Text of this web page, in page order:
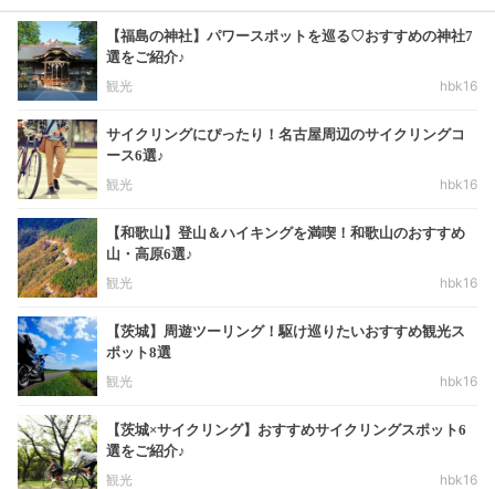
【福島の神社】パワースポットを巡る♡おすすめの神社7
選をご紹介♪
観光
hbk16
サイクリングにぴったり！名古屋周辺のサイクリングコ
ース6選♪
観光
hbk16
【和歌山】登山＆ハイキングを満喫！和歌山のおすすめ
山・高原6選♪
観光
hbk16
【茨城】周遊ツーリング！駆け巡りたいおすすめ観光ス
ポット8選
観光
hbk16
【茨城×サイクリング】おすすめサイクリングスポット6
選をご紹介♪
観光
hbk16